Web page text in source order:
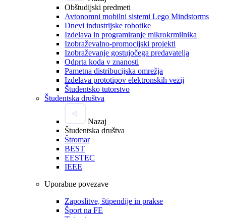
Obštudijski predmeti
Avtonomni mobilni sistemi Lego Mindstorms
Dnevi industrijske robotike
Izdelava in programiranje mikrokrmilnika
Izobraževalno-promocijski projekti
Izobraževanje gostujočega predavatelja
Odprta koda v znanosti
Pametna distribucijska omrežja
Izdelava prototipov elektronskih vezij
Študentsko tutorstvo
Študentska društva
Nazaj
Študentska društva
Štromar
BEST
EESTEC
IEEE
Uporabne povezave
Zaposlitve, štipendije in prakse
Šport na FE